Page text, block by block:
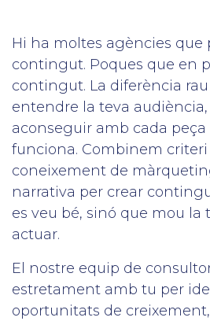
Hi ha moltes agències que
contingut. Poques que en
contingut. La diferència
entendre la teva
aconseguir amb cada peça
funciona. Combinem
coneixement de
narrativa per crear
es veu bé, sinó que mou la
actuar.
El nostre equip de
estretament amb tu per
oportunitats de